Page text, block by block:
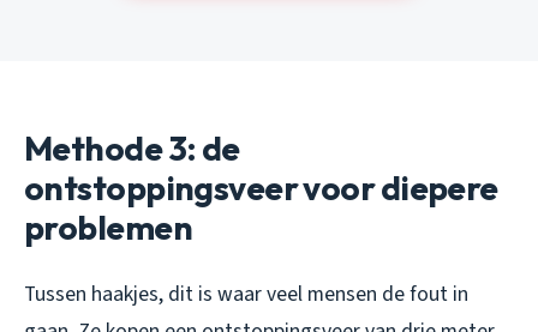
Methode 3: de
ontstoppingsveer voor diepere
problemen
Tussen haakjes, dit is waar veel mensen de fout in